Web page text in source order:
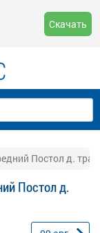
Скачать
Постол д.
Постол д.